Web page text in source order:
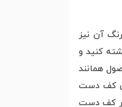
آن نیز
کنید و
همانند
کف دست
در کف دست